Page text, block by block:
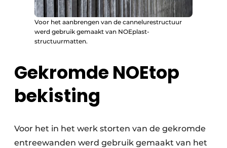
Voor het aanbrengen van de cannelurestructuur
werd gebruik gemaakt van NOEplast-
structuurmatten.
Gekromde NOEtop
bekisting
Voor het in het werk storten van de gekromde
entreewanden werd gebruik gemaakt van het